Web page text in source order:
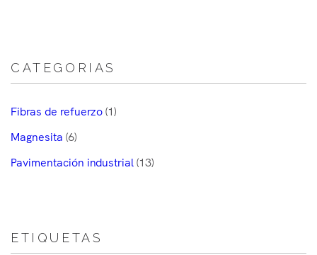
CATEGORIAS
Fibras de refuerzo(1)
Magnesita (6)
Pavimentación industrial (13)
ETIQUETAS